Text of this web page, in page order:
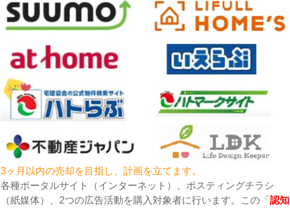
3ヶ月以内の売却を目指し、計画を立てます。
各種ポータルサイト（インターネット）、ポスティングチラシ
（紙媒体）、2つの広告活動を購入対象者に行います。この「 認知